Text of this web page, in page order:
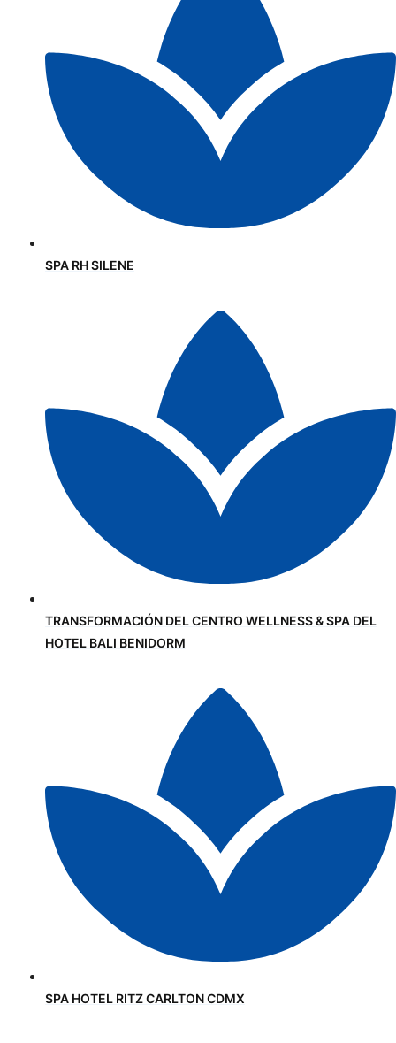
SPA RH SILENE
TRANSFORMACIÓN DEL CENTRO WELLNESS & SPA DEL
HOTEL BALI BENIDORM
SPA HOTEL RITZ CARLTON CDMX